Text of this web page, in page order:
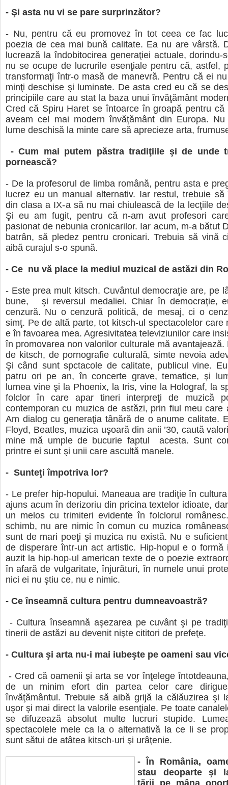
- Şi asta nu vi se pare surprinzător?
- Nu, pentru că eu promovez în tot ceea ce fac
poezia de cea mai bună calitate. Ea nu are vârstă.
lucrează la îndobitocirea generaţiei actuale, dorindu-
nu se ocupe de lucrurile esenţiale pentru că, astfel,
transformaţi într-o masă de manevră. Pentru că ei
minţi deschise şi luminate. De asta cred eu că se
principiile care au stat la baza unui învăţământ
Cred că Spiru Haret se întoarce în groapă pentru că
aveam cel mai modern învăţământ din Europa.
lume deschisă la minte care să aprecieze arta,
- Cum mai putem păstra tradiţiile şi de unde
pornească?
- De la profesorul de limba română, pentru asta e
lucrez eu un manual alternativ. Iar restul, trebuie
din clasa a IX-a să nu mai chiulească de la lecţiile
Şi eu am fugit, pentru că n-am avut profesori
pasionat de nebunia cronicarilor. Iar acum, m-a bătut
batrân, să pledez pentru cronicari. Trebuia să vină
aibă curajul s-o spună.
- Ce nu vă place la mediul muzical de astăzi din
- Este prea mult kitsch. Cuvântul democraţie are, pe
bune, şi reversul medaliei. Chiar în democraţie,
cenzură. Nu o cenzură politică, de mesaj, ci o
simţ. Pe de altă parte, tot kitsch-ul spectacolelor care
e în favoarea mea. Agresivitatea televiziunilor care
în promovarea non valorilor culturale mă avantajează.
de kitsch, de pornografie culturală, simte nevoia
Şi când sunt spctacole de calitate, publicul vine.
patru ori pe an, în concerte grave, tematice, şi
lumea vine şi la Phoenix, la Iris, vine la Holograf, la
folclor în care apar tineri interpreţi de muzică
contemporan cu muzica de astăzi, prin fiul meu care
Am dialog cu generaţia tânără de o anume calitate.
Floyd, Beatles, muzica uşoară din anii ’30, caută
mine mă umple de bucurie faptul acesta. Sunt
printre ei sunt şi unii care ascultă manele.
- Sunteţi împotriva lor?
- Le prefer hip-hopului. Maneaua are tradiţie în
ajuns acum în derizoriu din pricina textelor idioate,
un melos cu trimiteri evidente în folclorul
schimb, nu are nimic în comun cu muzica
sunt de mari poeţi şi muzica nu există. Nu e
de disperare într-un act artistic. Hip-hopul e o formă
auzit la hip-hop-ul american texte de o poezie
în afară de vulgaritate, înjurături, în numele unui
nici ei nu ştiu ce, nu e nimic.
- Ce înseamnă cultura pentru dumneavoastră?
- Cultura înseamnă aşezarea pe cuvânt şi pe
tinerii de astăzi au devenit nişte cititori de prefeţe.
- Cultura şi arta nu-i mai iubeşte pe oameni sau
- Cred că oamenii şi arta se vor înţelege
de un minim efort din partea celor care
învăţământul. Trebuie să aibă grijă la călăuzirea şi
uşor şi mai direct la valorile esenţiale. Pe toate
se difuzează absolut multe lucruri stupide.
spectacolele mele ca la o alternativă la ce li se
sunt sătui de atâtea kitsch-uri şi urâţenie.
- În România,
stau deoparte şi
ţării pe mâna